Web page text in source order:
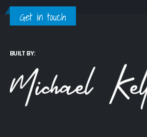
Get in touch
BUILT BY: